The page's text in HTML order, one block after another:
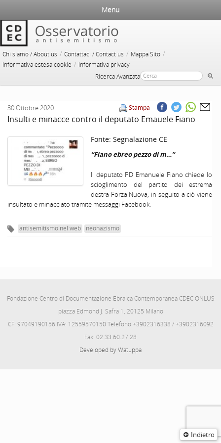
Chi siamo / About us / Contattaci / Contact us / Mappa Sito /
Informativa estesa cookie / Informativa privacy
Ricerca Avanzata
Menu
Indietro
Stampa
30 Ottobre 2020
Insulti e minacce contro il deputato Emauele Fiano
Fonte: Segnalazione CE
“Fiano ebreo pezzo di m…”
Il deputato PD Emanuele Fiano chiede lo
scioglimento del partito dei estrema
destra Forza Nuova, in seguito a ciò viene
insultato e minacciato tramite messaggi Facebook.
antisemitismo nel web neonazismo
Fondazione Centro di Documentazione Ebraica Contemporanea CDEC ONLUS
piazza Edmond J. Safra 1, 20125 Milano
CF: 97049190156 IVA: 12559570150 Telefono +3902316338 / +3902316092
Fax: 02.33.60.27.28
Developed by Watuppa